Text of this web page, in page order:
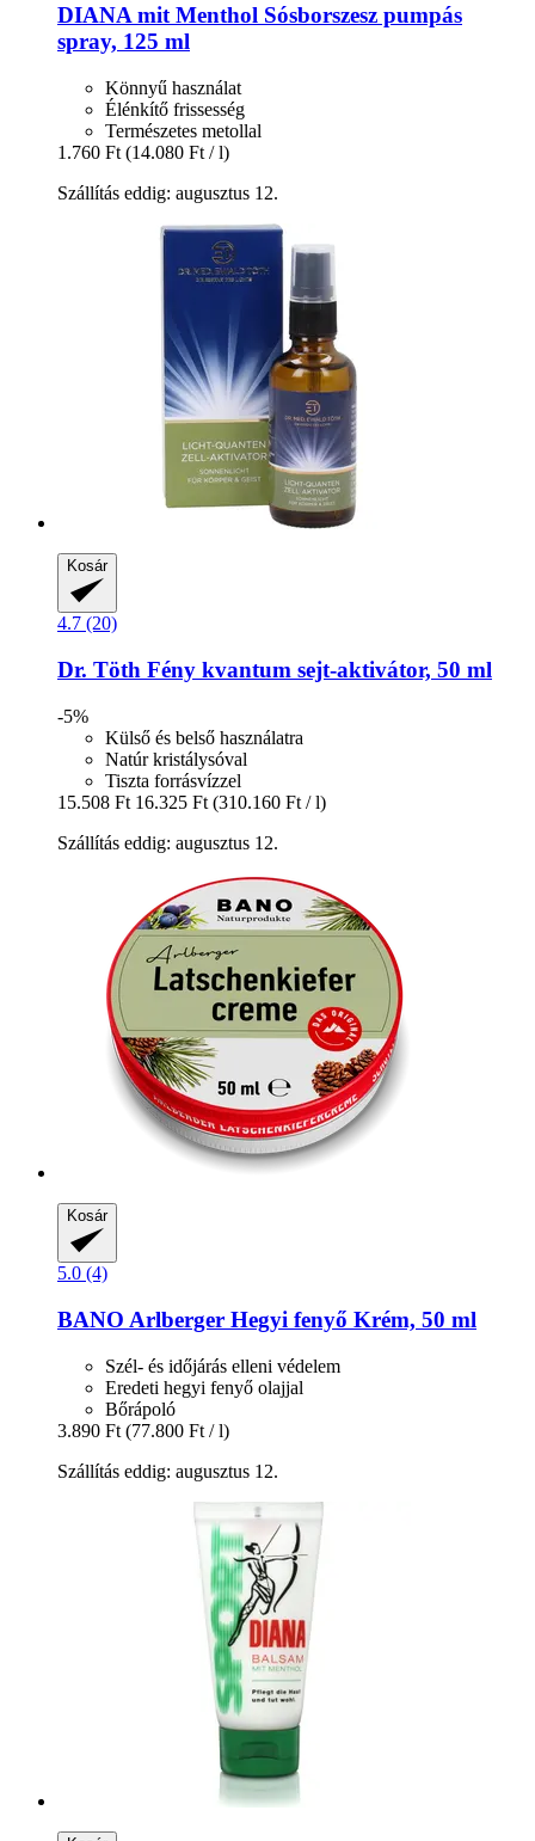
DIANA mit Menthol Sósborszesz pumpás
spray, 125 ml
Könnyű használat
Élénkítő frissesség
Természetes metollal
1.760 Ft (14.080 Ft / l)
Szállítás eddig: augusztus 12.
Kosár
4.7 (20)
Dr. Töth Fény kvantum sejt-​aktivátor, 50 ml
-5%
Külső és belső használatra
Natúr kristálysóval
Tiszta forrásvízzel
15.508 Ft 16.325 Ft (310.160 Ft / l)
Szállítás eddig: augusztus 12.
Kosár
5.0 (4)
BANO Arlberger Hegyi fenyő Krém, 50 ml
Szél- és időjárás elleni védelem
Eredeti hegyi fenyő olajjal
Bőrápoló
3.890 Ft (77.800 Ft / l)
Szállítás eddig: augusztus 12.